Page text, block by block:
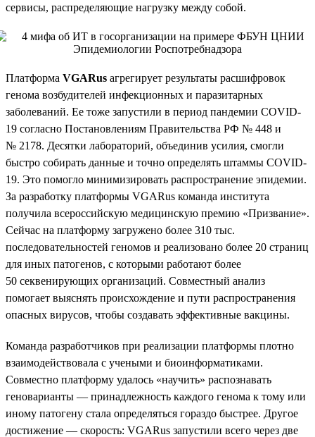
сервисы, распределяющие нагрузку между собой.
Платформа VGARus агрегирует результаты расшифровок
генома возбудителей инфекционных и паразитарных
заболеваний. Ее тоже запустили в период пандемии COVID-
19 согласно Постановлениям Правительства РФ № 448 и
№ 2178. Десятки лабораторий, объединив усилия, смогли
быстро собирать данные и точно определять штаммы COVID-
19. Это помогло минимизировать распространение эпидемии.
За разработку платформы VGARus команда института
получила всероссийскую медицинскую премию «Призвание».
Сейчас на платформу загружено более 310 тыс.
последовательностей геномов и реализовано более 20 страниц
для иных патогенов, с которыми работают более
50 секвенирующих организаций. Совместный анализ
помогает выяснять происхождение и пути распространения
опасных вирусов, чтобы создавать эффективные вакцины.
Команда разработчиков при реализации платформы плотно
взаимодействовала с учеными и биоинформатиками.
Совместно платформу удалось «научить» распознавать
геноварианты — принадлежность каждого генома к тому или
иному патогену стала определяться гораздо быстрее. Другое
достижение — скорость: VGARus запустили всего через две